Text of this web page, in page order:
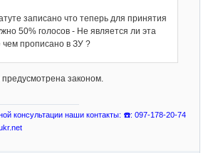
записано что теперь для принятия
50% голосов - Не является ли эта
прописано в ЗУ ?
предусмотрена законом.
консультации наши контакты: ☎️: 097-178-20-74